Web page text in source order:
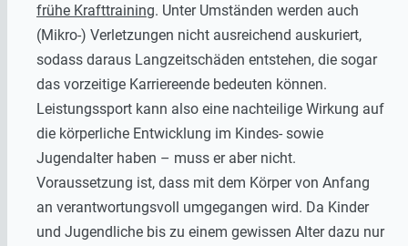
frühe Krafttraining. Unter Umständen werden auch
(Mikro-) Verletzungen nicht ausreichend auskuriert,
sodass daraus Langzeitschäden entstehen, die sogar
das vorzeitige Karriereende bedeuten können.
Leistungssport kann also eine nachteilige Wirkung auf
die körperliche Entwicklung im Kindes- sowie
Jugendalter haben – muss er aber nicht.
Voraussetzung ist, dass mit dem Körper von Anfang
an verantwortungsvoll umgegangen wird. Da Kinder
und Jugendliche bis zu einem gewissen Alter dazu nur